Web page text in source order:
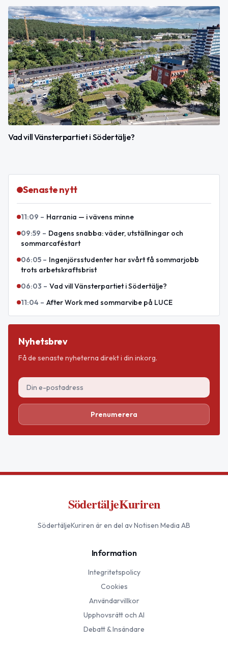
Vad vill Vänsterpartiet i Södertälje?
Senaste nytt
11:09 – Harrania — i vävens minne
09:59 – Dagens snabba: väder, utställningar och
sommarcaféstart
06:05 – Ingenjörsstudenter har svårt få sommarjobb
trots arbetskraftsbrist
06:03 – Vad vill Vänsterpartiet i Södertälje?
11:04 – After Work med sommarvibe på LUCE
Nyhetsbrev
Få de senaste nyheterna direkt i din inkorg.
Prenumerera
SödertäljeKuriren
SödertäljeKuriren är en del av Notisen Media AB
Information
Integritetspolicy
Cookies
Användarvillkor
Upphovsrätt och AI
Debatt & Insändare